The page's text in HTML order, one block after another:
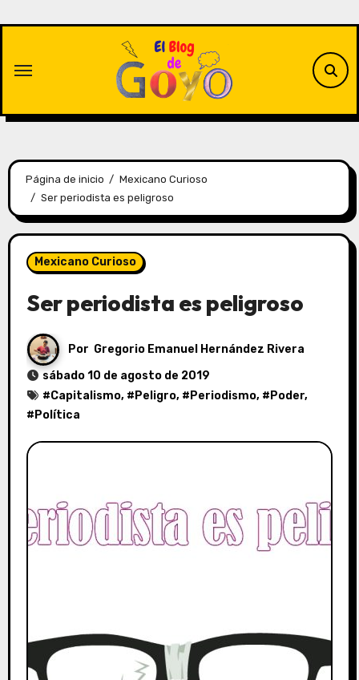
Página de inicio
Mexicano Curioso
Ser periodista es peligroso
Mexicano Curioso
Ser periodista es peligroso
Por Gregorio Emanuel Hernández Rivera
sábado 10 de agosto de 2019
#Capitalismo, # Peligro, # Periodismo, # Poder,
# Política